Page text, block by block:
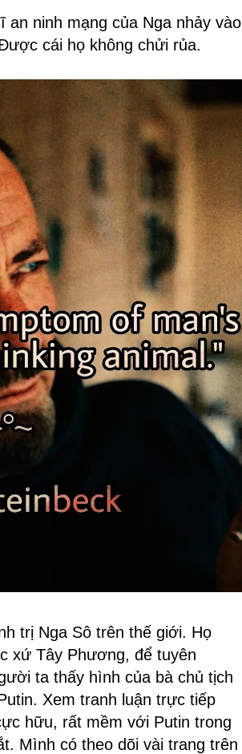
ninh mạng của Nga nhảy vào
cái họ không chửi rủa.
trị Nga Sô trên thế giới. Họ
xứ Tây Phương, để tuyên
ta thấy hình của bà chủ tịch
Xem tranh luận trực tiếp
hữu, rất mềm với Putin trong
Mình có theo dõi vài trang trên